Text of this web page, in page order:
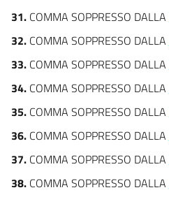
31. COMMA SOPPRESSO DALLA
32. COMMA SOPPRESSO DALLA
33. COMMA SOPPRESSO DALLA
34. COMMA SOPPRESSO DALLA
35. COMMA SOPPRESSO DALLA
36. COMMA SOPPRESSO DALLA
37. COMMA SOPPRESSO DALLA
38. COMMA SOPPRESSO DALLA